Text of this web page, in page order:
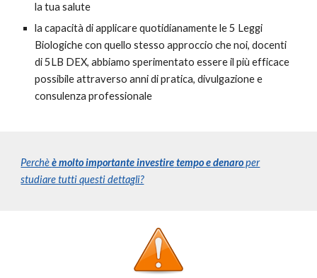
la tua salute
la capacità di applicare quotidianamente le 5 Leggi
Biologiche con quello stesso approccio che noi, docenti
di 5LB DEX, abbiamo sperimentato essere il più efficace
possibile attraverso anni di pratica, divulgazione e
consulenza professionale
Perchèè molto importanteinvestiretempo e denaroper
studiare tutti questi dettagli?